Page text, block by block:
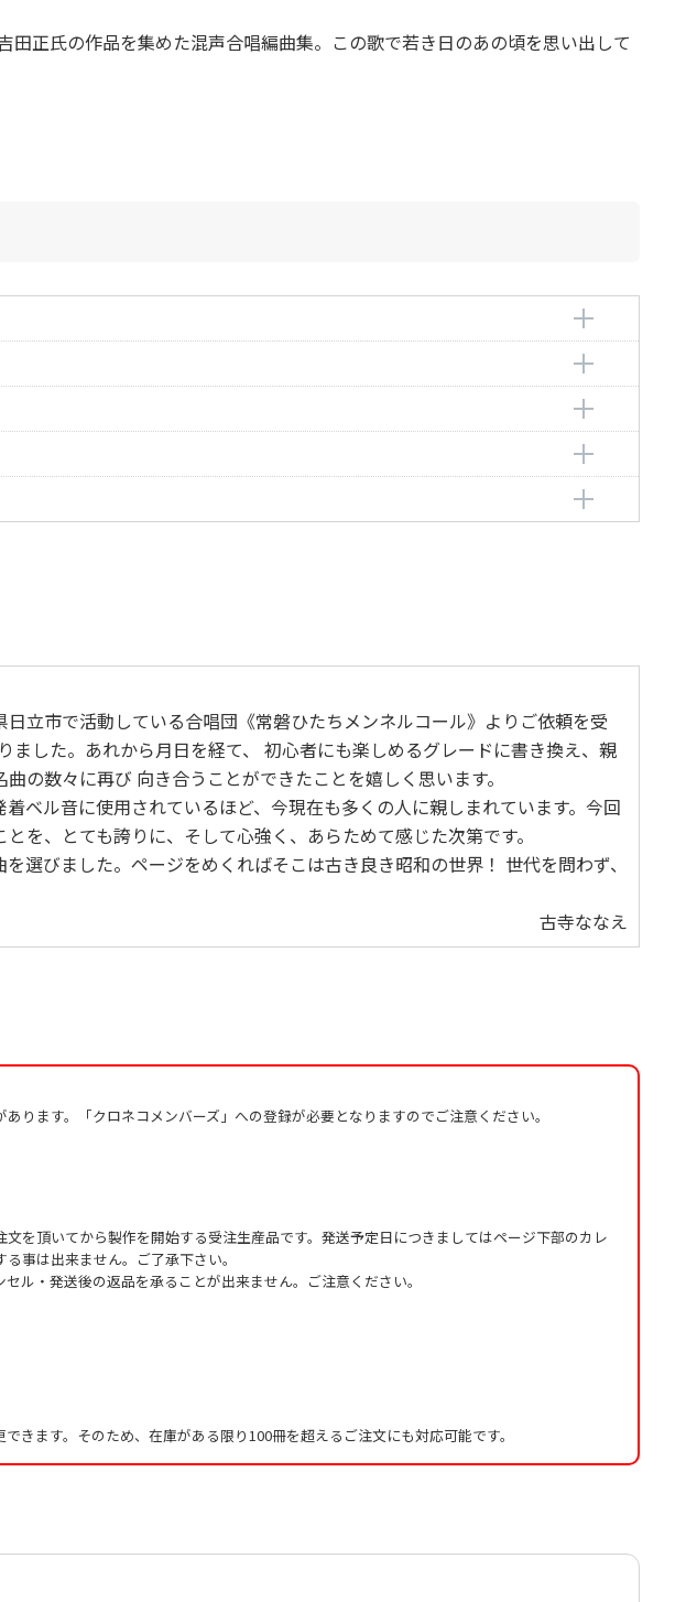
正氏の作品を集めた混声合唱編曲集。この歌で若き日のあの頃を思い出して
詞者：佐伯孝夫
詞者：佐伯孝夫
詞者：佐伯孝夫
詞者：佐伯孝夫
立市で活動している合唱団《常磐ひたちメンネルコール》よりご依頼を受
した。あれから月日を経て、 初心者にも楽しめるグレードに書き換え、親
の数々に再び 向き合うことができたことを嬉しく思います。
ベル音に使用されているほど、今現在も多くの人に親しまれています。今回
を、とても誇りに、そして心強く、あらためて感じた次第です。
びました。ページをめくればそこは古き良き昭和の世界！ 世代を問わず、
古寺ななえ
ます。「クロネコメンバーズ」への登録が必要となりますのでご注意ください。
を頂いてから製作を開始する受注生産品です。発送予定日につきましてはページ下部のカレ
事は出来ません。ご了承下さい。
ル・発送後の返品を承ることが出来ません。ご注意ください。
きます。そのため、在庫がある限り100冊を超えるご注文にも対応可能です。